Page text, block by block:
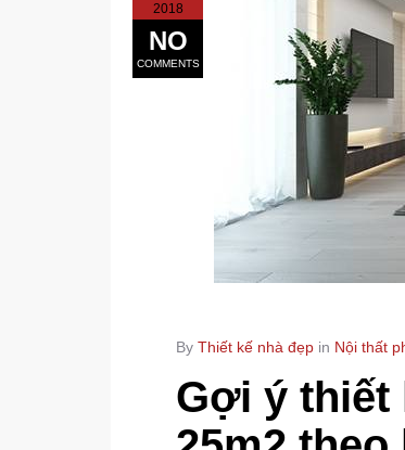
2018
NO
COMMENTS
By Thiết kế nhà đẹp in Nội thất
Gợi ý thiết